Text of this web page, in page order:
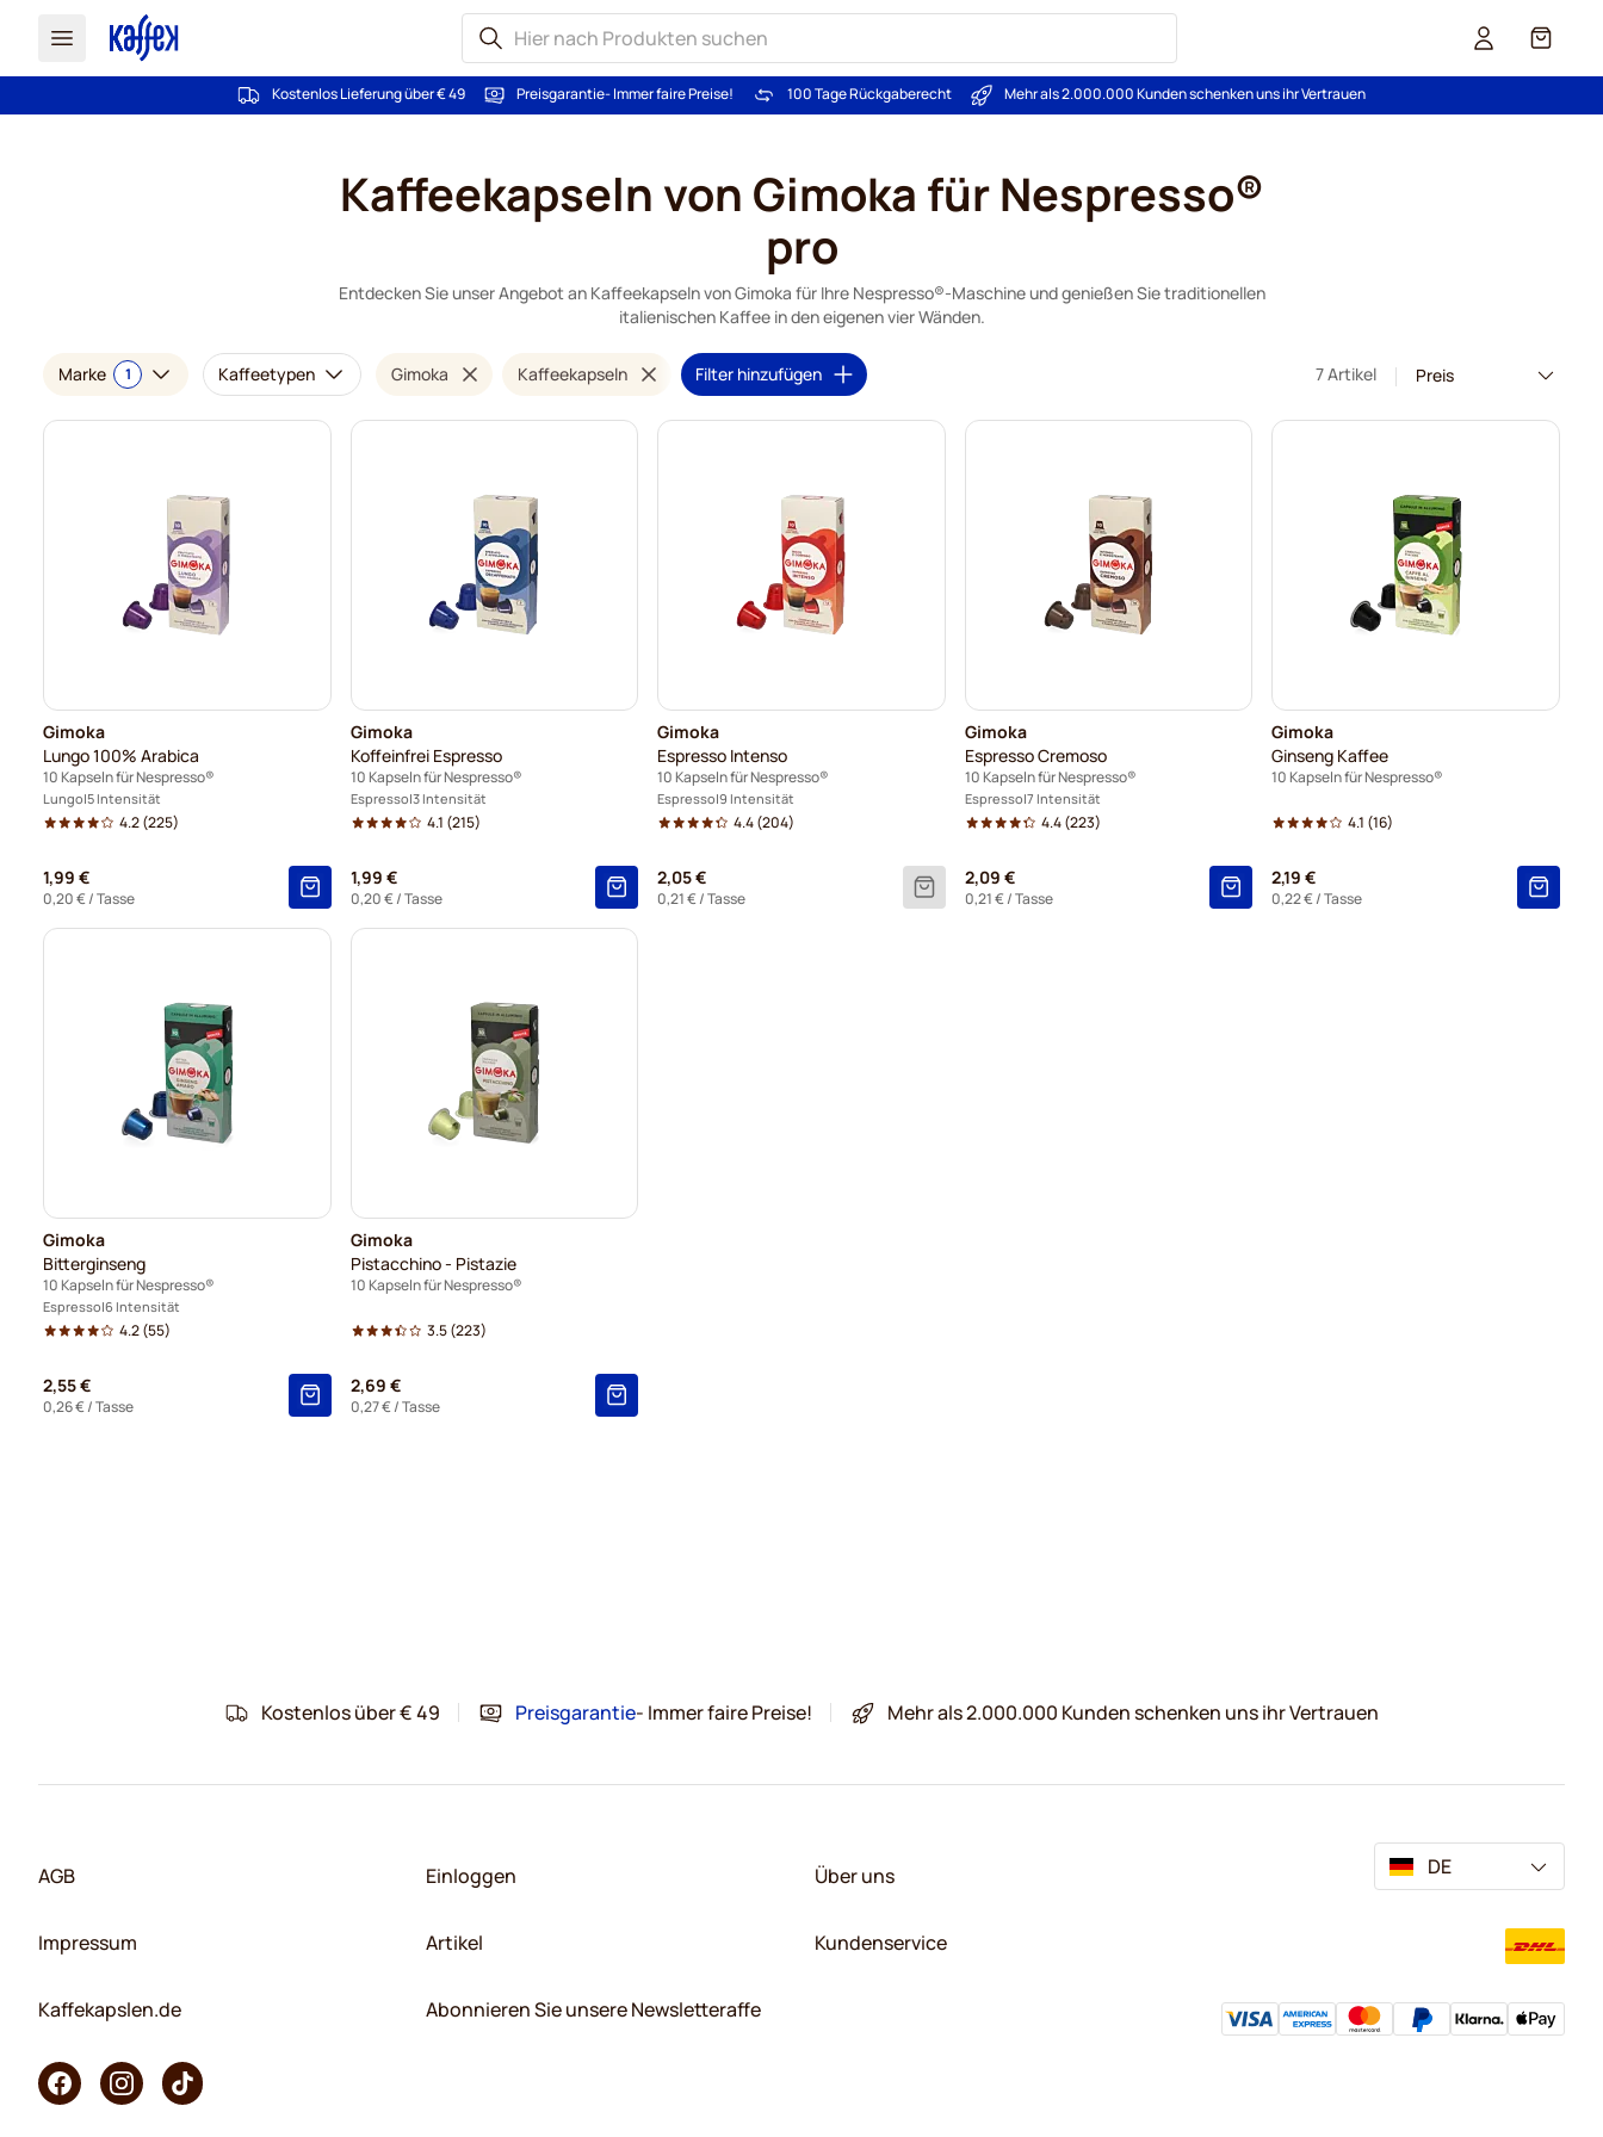
Cart
Kostenlos Lieferung über € 49 Preisgarantie- Immer faire Preise! 100 Tage Rückgaberecht Mehr als 2.000.000 Kunden schenken uns ihr Vertrauen
Kaffeekapseln von Gimoka für Nespresso®
pro
Entdecken Sie unser Angebot an Kaffeekapseln von Gimoka für Ihre Nespresso®-Maschine und genießen Sie traditionellen
italienischen Kaffee in den eigenen vier Wänden.
Marke 1 Kaffeetypen Gimoka Kaffeekapseln Filter hinzufügen 7 Artikel
Gimoka
Lungo 100% Arabica
10 Kapseln für Nespresso®
Lungo 5 Intensität
4.2(225)
1,99 €
0,20 €/ Tasse
Gimoka
Koffeinfrei Espresso
10 Kapseln für Nespresso®
Espresso 3 Intensität
4.1 (215)
1,99 €
0,20 €/ Tasse
Gimoka
Espresso Intenso
10 Kapseln für Nespresso®
Espresso 9 Intensität
4.4(204)
2,05 €
0,21 €/ Tasse
Gimoka
Espresso Cremoso
10 Kapseln für Nespresso®
Espresso 7 Intensität
4.4(223)
2,09 €
0,21 €/ Tasse
Gimoka
Ginseng Kaffee
10 Kapseln für Nespresso®
4.1 (16)
2,19 €
0,22 €/ Tasse
Gimoka
Bitterginseng
10 Kapseln für Nespresso®
Espresso 6 Intensität
4.2(55)
2,55 €
0,26 €/ Tasse
Gimoka
Pistacchino - Pistazie
10 Kapseln für Nespresso®
3.5(223)
2,69 €
0,27 €/ Tasse
Kostenlos über € 49 Preisgarantie- Immer faire Preise! Mehr als 2.000.000 Kunden schenken uns ihr Vertrauen
AGB
Impressum
Kaffekapslen.de
Einloggen
Artikel
Abonnieren Sie unsere Newsletteraffe
Über uns
Kundenservice
DE